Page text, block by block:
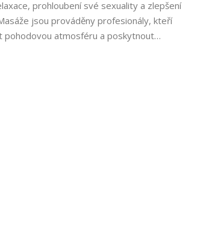
prohloubení své sexuality a zlepšení
jsou prováděny profesionály, kteří
pohodovou atmosféru a poskytnout